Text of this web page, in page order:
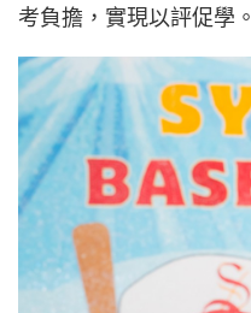
考負擔，實現以評促學。